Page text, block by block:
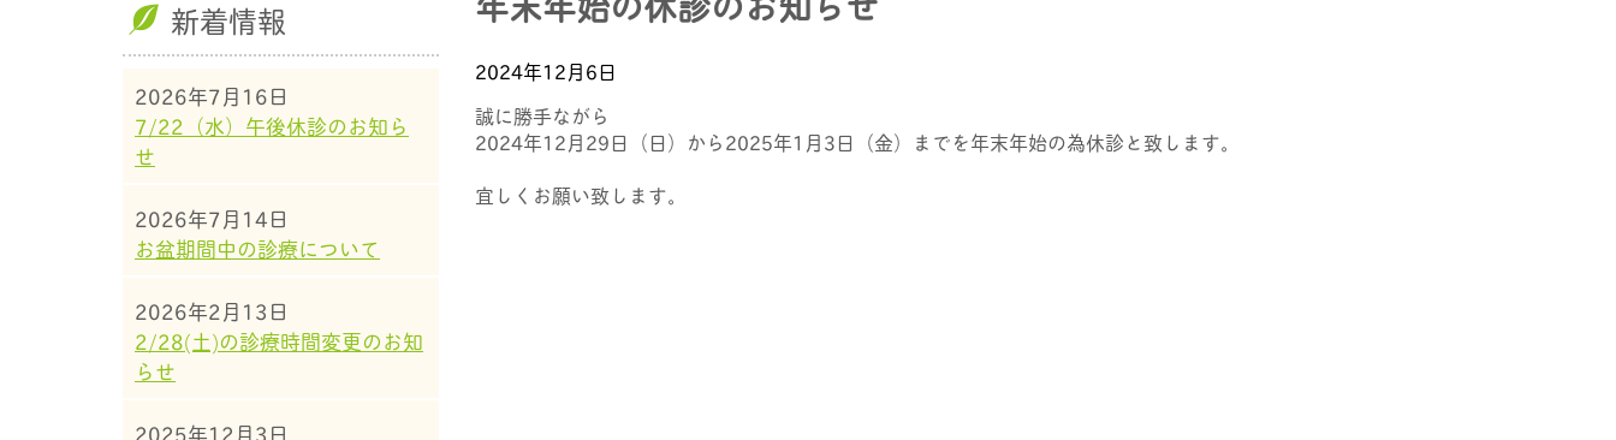
2024年12月6日
誠に勝手ながら
2024年12月29日（日）から2025年1月3日（金）までを年末年始の為休診と致します。
宜しくお願い致します。
新着情報
2026年7月16日
7/22（水）午後休診のお知ら
せ
2026年7月14日
お盆期間中の診療について
2026年2月13日
2/28(土)の診療時間変更のお知
らせ
2025年12月3日